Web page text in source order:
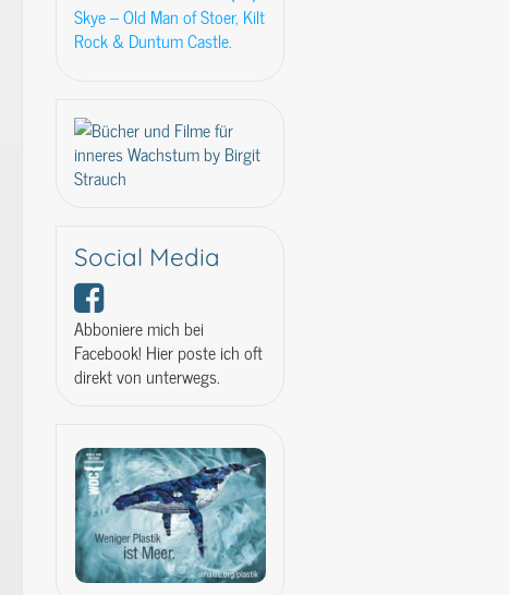
Skye – Old Man of Stoer, Kilt
Rock & Duntum Castle.
Social Media
Abboniere mich bei
Facebook! Hier poste ich oft
direkt von unterwegs.